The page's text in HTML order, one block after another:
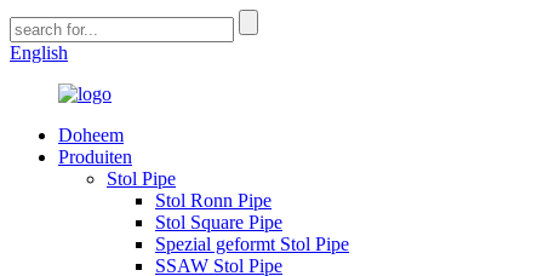
English
Doheem
Produiten
Stol Pipe
Stol Ronn Pipe
Stol Square Pipe
Spezial geformt Stol Pipe
SSAW Stol Pipe